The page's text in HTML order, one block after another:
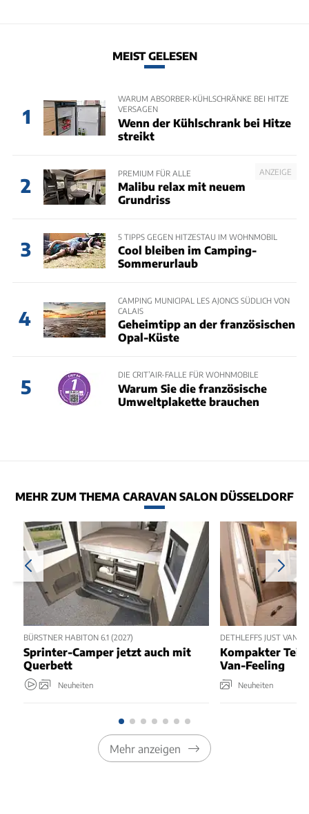
MEIST GELESEN
1
WARUM ABSORBER-KÜHLSCHRÄNKE BEI HITZE
VERSAGEN
Wenn der Kühlschrank bei Hitze
streikt
2
ANZEIGE
PREMIUM FÜR ALLE
Malibu relax mit neuem
Grundriss
3
5 TIPPS GEGEN HITZESTAU IM WOHNMOBIL
Cool bleiben im Camping-
Sommerurlaub
4
CAMPING MUNICIPAL LES AJONCS SÜDLICH VON
CALAIS
Geheimtipp an der französischen
Opal-Küste
5
DIE CRIT’AIR-FALLE FÜR WOHNMOBILE
Warum Sie die französische
Umweltplakette brauchen
MEHR ZUM THEMA CARAVAN SALON DÜSSELDORF
BÜRSTNER HABITON 6.1 (2027)
Sprinter-Camper jetzt auch mit
Querbett
Neuheiten
DETHLEFFS JUST VAN
Kompakter
Van-Feeling
Neuheiten
Mehr anzeigen